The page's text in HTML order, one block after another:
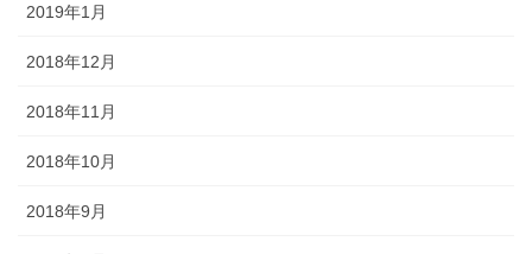
2019年1月
2018年12月
2018年11月
2018年10月
2018年9月